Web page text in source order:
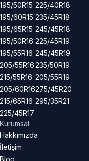
195/50R15
195/60R15
195/65R15
195/50R16
195/55R16
205/55R16
215/55R16
205/60R16
215/65R16
225/45R17
225/40R18
235/45R18
245/45R18
225/45R19
245/45R19
235/50R19
205/55R19
275/45R20
295/35R21
Kurumsal
Hakkımızda
İletişim
Blog